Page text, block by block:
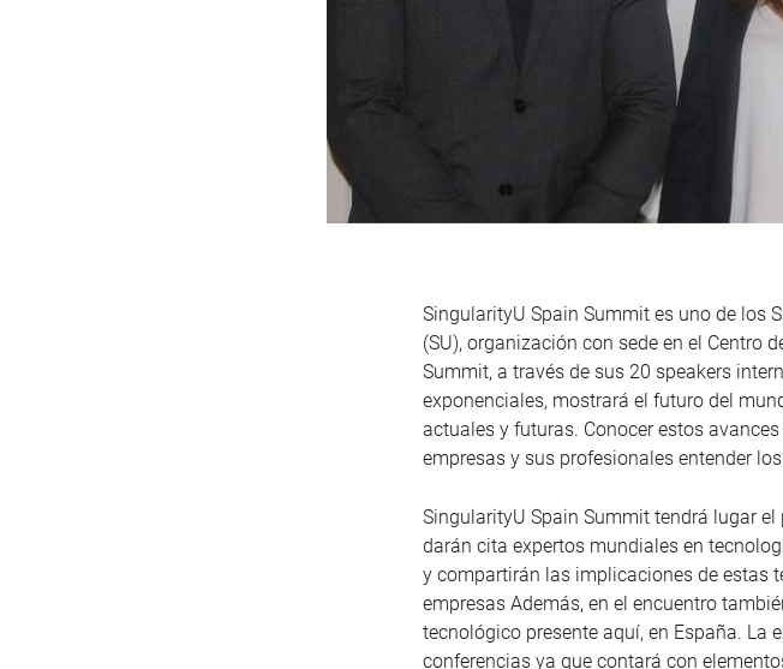
SingularityU Spain Summit es uno de los
(SU), organización con sede en el Centro
Summit, a través de sus 20 speakers
exponenciales, mostrará el futuro del
actuales y futuras. Conocer estos
empresas y sus profesionales entender
SingularityU Spain Summit tendrá lugar
darán cita expertos mundiales en
y compartirán las implicaciones de estas
empresas Además, en el encuentro
tecnológico presente aquí, en España. La
conferencias ya que contará con